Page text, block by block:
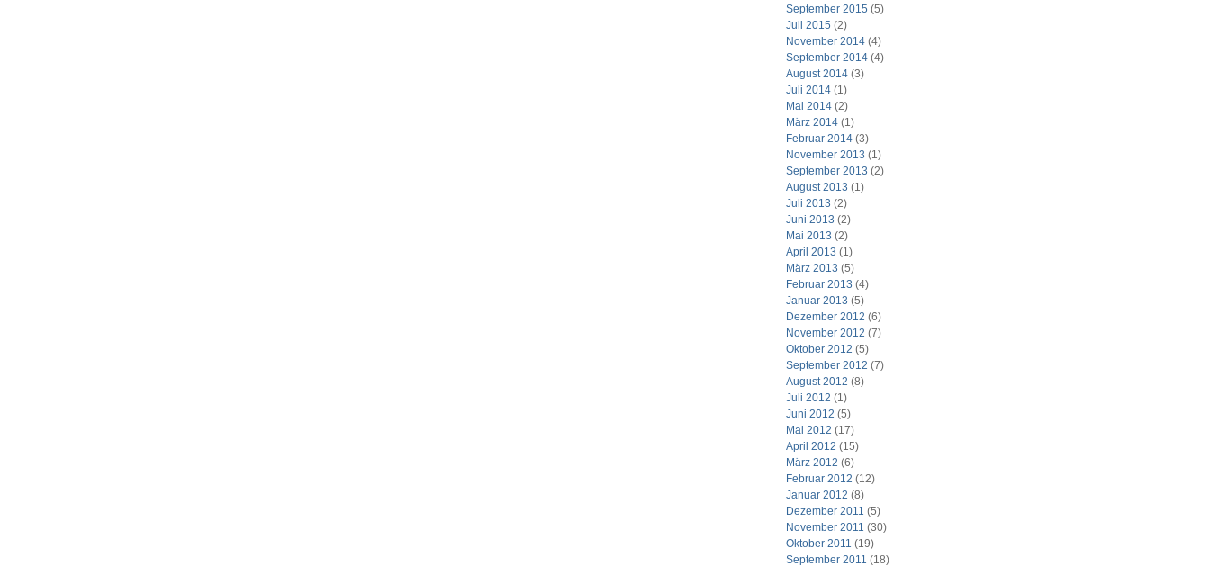
September 2015 (5)
Juli 2015 (2)
November 2014(4)
September 2014(4)
August 2014(3)
Juli 2014(1)
Mai 2014(2)
März 2014(1)
Februar 2014(3)
November 2013 (1)
September 2013 (2)
August 2013 (1)
Juli 2013 (2)
Juni 2013 (2)
Mai 2013 (2)
April 2013 (1)
März 2013 (5)
Februar 2013 (4)
Januar 2013 (5)
Dezember 2012 (6)
November 2012 (7)
Oktober 2012 (5)
September 2012 (7)
August 2012 (8)
Juli 2012 (1)
Juni 2012 (5)
Mai 2012 (17)
April 2012 (15)
März 2012 (6)
Februar 2012 (12)
Januar 2012 (8)
Dezember 2011 (5)
November 2011 (30)
Oktober 2011 (19)
September 2011 (18)